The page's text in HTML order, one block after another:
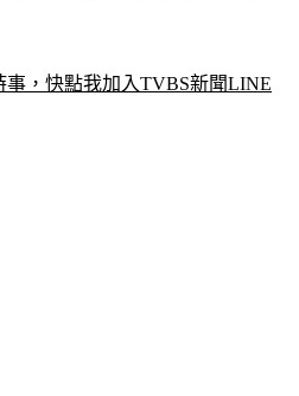
，快點我加入TVBS新聞LINE